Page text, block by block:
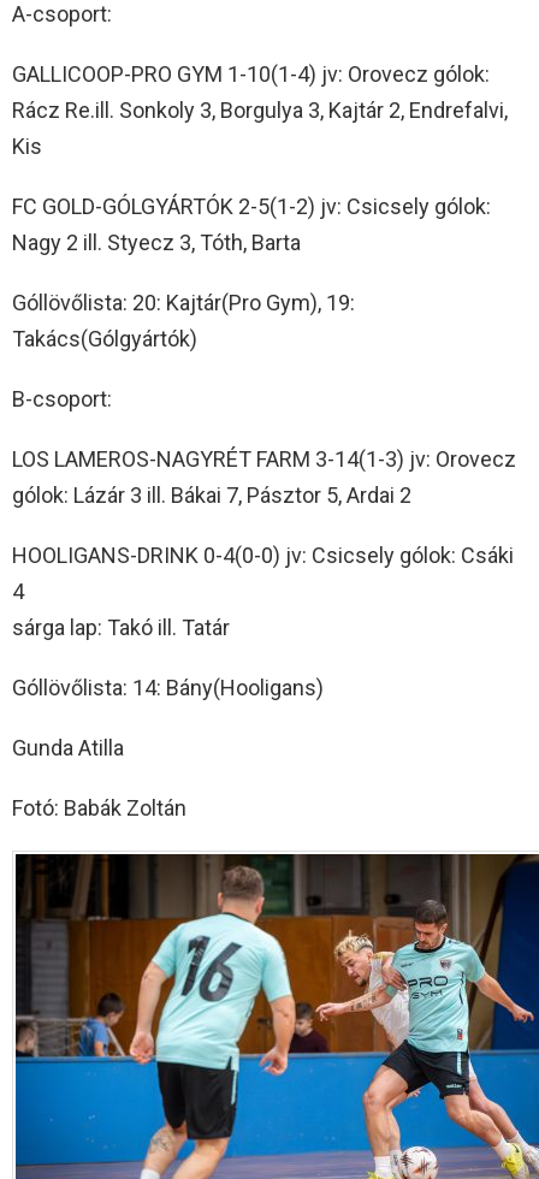
A-csoport:
GALLICOOP-PRO GYM 1-10(1-4) jv: Orovecz gólok:
Rácz Re.ill. Sonkoly 3, Borgulya 3, Kajtár 2, Endrefalvi,
Kis
FC GOLD-GÓLGYÁRTÓK 2-5(1-2) jv: Csicsely gólok:
Nagy 2 ill. Styecz 3, Tóth, Barta
Góllövőlista: 20: Kajtár(Pro Gym), 19:
Takács(Gólgyártók)
B-csoport:
LOS LAMEROS-NAGYRÉT FARM 3-14(1-3) jv: Orovecz
gólok: Lázár 3 ill. Bákai 7, Pásztor 5, Ardai 2
HOOLIGANS-DRINK 0-4(0-0) jv: Csicsely gólok: Csáki
4
sárga lap: Takó ill. Tatár
Góllövőlista: 14: Bány(Hooligans)
Gunda Atilla
Fotó: Babák Zoltán